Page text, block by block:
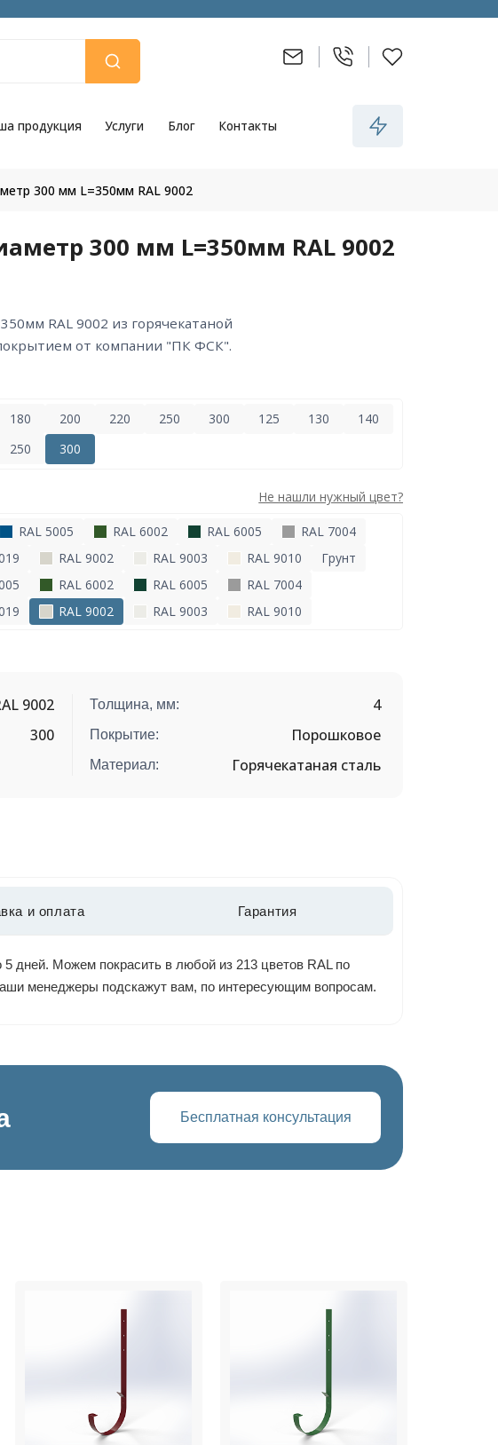
продукция Услуги Блог Контакты
300 мм L=350мм RAL 9002
300 мм L=350мм RAL 9002
от компании "ПК ФСК".
180 200 220 250 300 125 130
140
250 300
Не нашли нужный цвет?
RAL 5005 RAL 6002 RAL 6005
RAL 7004
RAL 9002 RAL 9003 RAL 9010
Грунт
RAL 6002 RAL 6005
RAL 7004
RAL 9002 RAL 9003 RAL 9010
9002
300
Толщина, мм: 4
Покрытие: Порошковое
Материал: Горячекатаная сталь
и оплата Гарантия
дней. Можем покрасить в любой из 213 цветов RAL по
менеджеры подскажут вам, по интересующим вопросам.
Бесплатная консультация